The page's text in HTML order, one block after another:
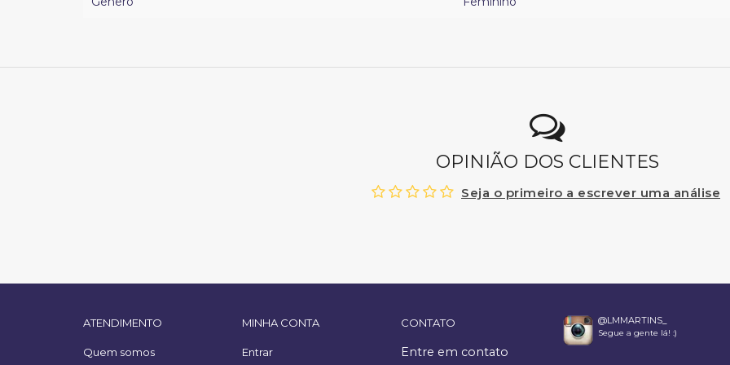
OPINIÃO DOS CLIENTES
Seja o primeiro a escrever uma análise
ATENDIMENTO
Quem somos
MINHA CONTA
Entrar
CONTATO
Entre em contato
@LMMARTINS_
Segue a gente lá! :)